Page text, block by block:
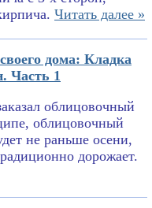
Читать далее »
дома: Кладка
Часть 1
облицовочный
облицовочный
не раньше осени,
дорожает.